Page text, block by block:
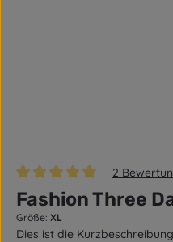
Durchschnittliche Bewertung
2
Fashion Three
Größe: XL
Dies ist die